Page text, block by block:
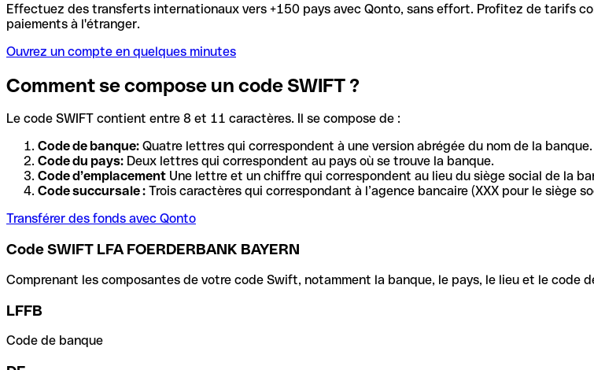
Effectuez des transferts internationaux vers +150 pays avec Qonto, sans effort. Profitez de tarifs
paiements à l'étranger.
Ouvrez un compte en quelques minutes
Comment se compose un code SWIFT ?
Le code SWIFT contient entre 8 et 11 caractères. Il se compose de :
Code de banque: Quatre lettres qui correspondent à une version abrégée du nom de la banque.
Code du pays: Deux lettres qui correspondent au pays où se trouve la banque.
Code d’emplacement Une lettre et un chiffre qui correspondent au lieu du siège social de la
Code succursale : Trois caractères qui correspondant à l’agence bancaire (XXX pour le siège
Transférer des fonds avec Qonto
Code SWIFT LFA FOERDERBANK BAYERN
Comprenant les composantes de votre code Swift, notamment la banque, le pays, le lieu et le code
LFFB
Code de banque